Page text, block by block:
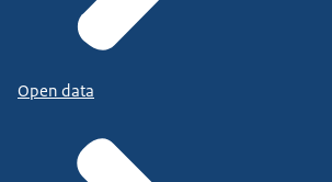
Open data